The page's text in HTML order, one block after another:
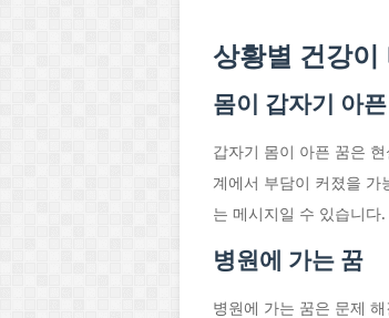
상황별 건강이
몸이 갑자기 아
갑자기 몸이 아픈 꿈은
계에서 부담이 커졌을 가
는 메시지일 수 있습니다.
병원에 가는 꿈
병원에 가는 꿈은 문제